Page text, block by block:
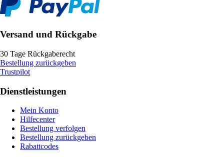
Versand und Rückgabe
30 Tage Rückgaberecht
Bestellung zurückgeben
Trustpilot
Dienstleistungen
Mein Konto
Hilfecenter
Bestellung verfolgen
Bestellung zurückgeben
Rabattcodes